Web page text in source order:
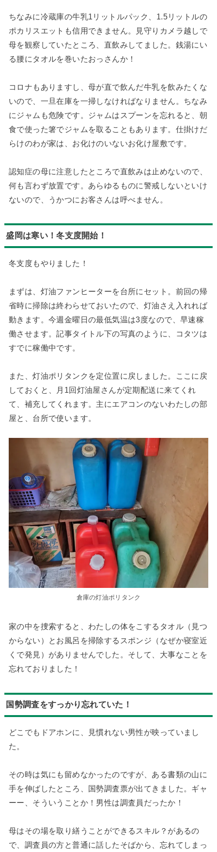
ちなみに冷蔵庫の牛乳1リットルパック、1.5リットルの
ポカリスエットも信用できません。見守りカメラ越しで
母を観察していたところ、直飲みしてました。銭湯にい
る腰にタオルを巻いたおっさんか！
コロナもありますし、母が直で飲んだ牛乳を飲みたくな
いので、一旦在庫を一掃しなければなりません。ちなみ
にジャムも危険です。ジャムはスプーンを忘れると、朝
食で使った箸でジャムを取ることもあります。仕掛けだ
らけのわが家は、お化けのいないお化け屋敷です。
認知症の母に注意したところで直飲みは止めないので、
何も言わず放置です。あらゆるものに警戒しないといけ
ないので、うかつにお客さんは呼べません。
盛岡は寒い！冬支度開始！
冬支度もやりました！
まずは、灯油ファンヒーターを台所にセット。前回の帰
省時に掃除は終わらせておいたので、灯油さえ入れれば
動きます。今週金曜日の最低気温は3度なので、早速稼
働させます。記事タイトル下の写真のように、コタツは
すでに稼働中です。
また、灯油ポリタンクを定位置に戻しました。ここに戻
しておくと、月1回灯油屋さんが定期配送に来てくれ
て、補充してくれます。主にエアコンのないわたしの部
屋と、台所で使います。
倉庫の灯油ポリタンク
家の中を捜索すると、わたしの体をこするタオル（見つ
からない）とお風呂を掃除するスポンジ（なぜか寝室近
くで発見）がありませんでした。そして、大事なことを
忘れておりました！
国勢調査をすっかり忘れていた！
どこでもドアホンに、見慣れない男性が映っていまし
た。
その時は気にも留めなかったのですが、ある書類の山に
手を伸ばしたところ、国勢調査票が出てきました。ギャ
ーー、そういうことか！男性は調査員だったか！
母はその場を取り繕うことができるスキル？があるの
で、調査員の方と普通に話したそばから、忘れてしまっ